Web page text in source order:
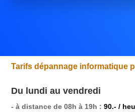
Tarifs dépannage informatique
Du lundi au vendredi
- à distance de 08h à 19h :90.- /